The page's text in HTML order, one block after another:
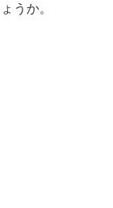
うか。